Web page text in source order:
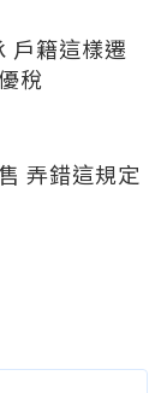
戶籍這樣遷
稅
弄錯這規定